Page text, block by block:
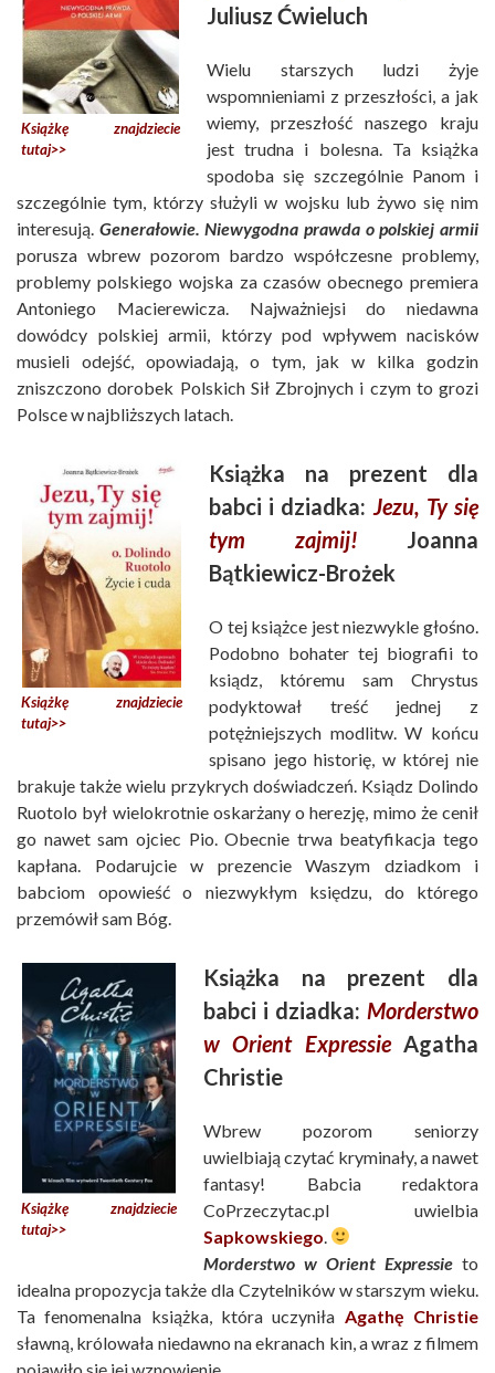
Książkę znajdziecie
tutaj>>
Juliusz Ćwieluch
Wielu starszych ludzi żyje
wspomnieniami z przeszłości, a jak
wiemy, przeszłość naszego kraju
jest trudna i bolesna. Ta książka
spodoba się szczególnie Panom i
szczególnie tym, którzy służyli w wojsku lub żywo się nim
interesują. Generałowie. Niewygodna prawda o polskiej armii
porusza wbrew pozorom bardzo współczesne problemy,
problemy polskiego wojska za czasów obecnego premiera
Antoniego Macierewicza. Najważniejsi do niedawna
dowódcy polskiej armii, którzy pod wpływem nacisków
musieli odejść, opowiadają, o tym, jak w kilka godzin
zniszczono dorobek Polskich Sił Zbrojnych i czym to grozi
Polsce w najbliższych latach.
Książkę znajdziecie
tutaj>>
Książka na prezent dla
babci i dziadka: Jezu, Ty się
tym zajmij! Joanna
Bątkiewicz-Brożek
O tej książce jest niezwykle głośno.
Podobno bohater tej biografii to
ksiądz, któremu sam Chrystus
podyktował treść jednej z
potężniejszych modlitw. W końcu
spisano jego historię, w której nie
brakuje także wielu przykrych doświadczeń. Ksiądz Dolindo
Ruotolo był wielokrotnie oskarżany o herezję, mimo że cenił
go nawet sam ojciec Pio. Obecnie trwa beatyfikacja tego
kapłana. Podarujcie w prezencie Waszym dziadkom i
babciom opowieść o niezwykłym księdzu, do którego
przemówił sam Bóg.
Książkę znajdziecie
tutaj>>
Książka na prezent dla
babci i dziadka: Morderstwo
w Orient ExpressieAgatha
Christie
Wbrew pozorom seniorzy
uwielbiają czytać kryminały, a nawet
fantasy! Babcia redaktora
CoPrzeczytac.pl uwielbia
Sapkowskiego.
Morderstwo w Orient Expressie to
idealna propozycja także dla Czytelników w starszym wieku.
Ta fenomenalna książka, która uczyniła Agathę Christie
sławną, królowała niedawno na ekranach kin, a wraz z filmem